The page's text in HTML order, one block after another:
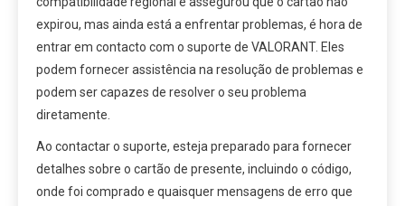
expirou, mas ainda está a enfrentar problemas, é hora de
entrar em contacto com o suporte de VALORANT. Eles
podem fornecer assistência na resolução de problemas e
podem ser capazes de resolver o seu problema
diretamente.
Ao contactar o suporte, esteja preparado para fornecer
detalhes sobre o cartão de presente, incluindo o código,
onde foi comprado e quaisquer mensagens de erro que